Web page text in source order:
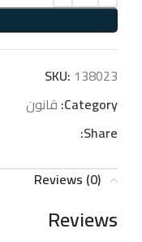
SKU: 138023
Category: قانون
Share:
Reviews (0)
Reviews